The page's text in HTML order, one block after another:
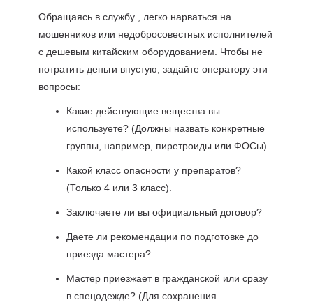
Обращаясь в службу , легко нарваться на
мошенников или недобросовестных исполнителей
с дешевым китайским оборудованием. Чтобы не
потратить деньги впустую, задайте оператору эти
вопросы:
Какие действующие вещества вы
используете? (Должны назвать конкретные
группы, например, пиретроиды или ФОСы).
Какой класс опасности у препаратов?
(Только 4 или 3 класс).
Заключаете ли вы официальный договор?
Даете ли рекомендации по подготовке до
приезда мастера?
Мастер приезжает в гражданской или сразу
в спецодежде? (Для сохранения